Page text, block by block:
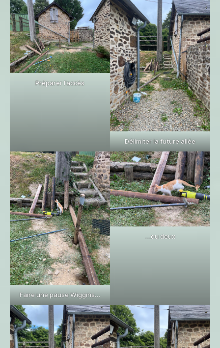
Préparer l’accès
Délimiter la future allée
Faire une pause Wiggins…
…ou deux